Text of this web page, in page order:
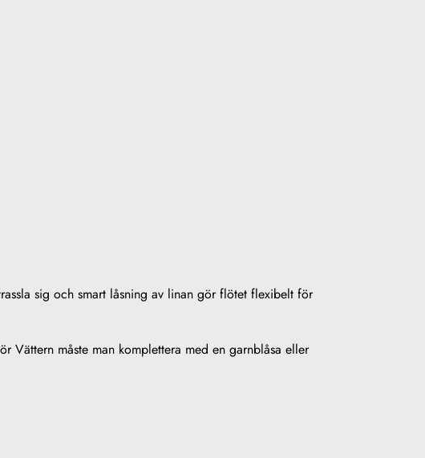
sig och smart låsning av linan gör flötet flexibelt för
Vättern måste man komplettera med en garnblåsa eller